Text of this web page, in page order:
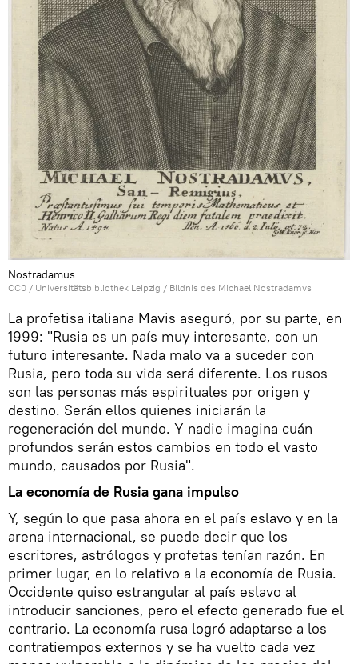
Nostradamus
CC0 / Universitätsbibliothek Leipzig / Bildnis des Michael Nostradamvs
La profetisa italiana Mavis aseguró, por su parte, en
1999: "Rusia es un país muy interesante, con un
futuro interesante. Nada malo va a suceder con
Rusia, pero toda su vida será diferente. Los rusos
son las personas más espirituales por origen y
destino. Serán ellos quienes iniciarán la
regeneración del mundo. Y nadie imagina cuán
profundos serán estos cambios en todo el vasto
mundo, causados por Rusia".
La economía de Rusia gana impulso
Y, según lo que pasa ahora en el país eslavo y en la
arena internacional, se puede decir que los
escritores, astrólogos y profetas tenían razón. En
primer lugar, en lo relativo a la economía de Rusia.
Occidente quiso estrangular al país eslavo al
introducir sanciones, pero el efecto generado fue el
contrario. La economía rusa logró adaptarse a los
contratiempos externos y se ha vuelto cada vez